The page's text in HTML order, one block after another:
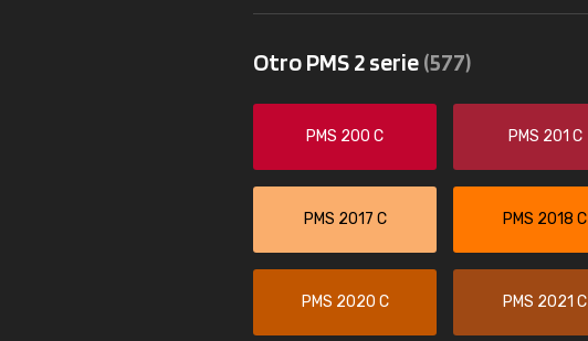
Otro PMS 2 serie(577)
PMS 200 C PMS 201 C
PMS 2017 C PMS 2018 C
PMS 2020 C PMS 2021 C